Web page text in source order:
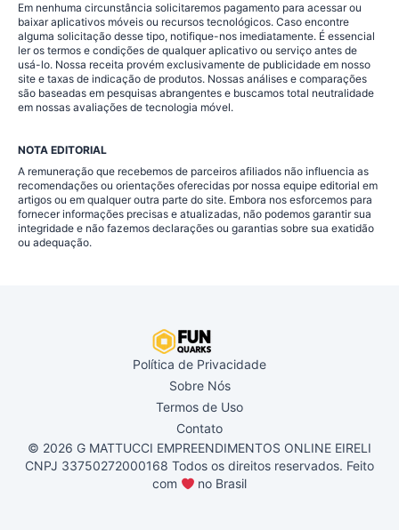
Em nenhuma circunstância solicitaremos pagamento para acessar ou
baixar aplicativos móveis ou recursos tecnológicos. Caso encontre
alguma solicitação desse tipo, notifique-nos imediatamente. É essencial
ler os termos e condições de qualquer aplicativo ou serviço antes de
usá-lo. Nossa receita provém exclusivamente de publicidade em nosso
site e taxas de indicação de produtos. Nossas análises e comparações
são baseadas em pesquisas abrangentes e buscamos total neutralidade
em nossas avaliações de tecnologia móvel.
NOTA EDITORIAL
A remuneração que recebemos de parceiros afiliados não influencia as
recomendações ou orientações oferecidas por nossa equipe editorial em
artigos ou em qualquer outra parte do site. Embora nos esforcemos para
fornecer informações precisas e atualizadas, não podemos garantir sua
integridade e não fazemos declarações ou garantias sobre sua exatidão
ou adequação.
Política de Privacidade
Sobre Nós
Termos de Uso
Contato
© 2026 G MATTUCCI EMPREENDIMENTOS ONLINE EIRELI
CNPJ 33750272000168 Todos os direitos reservados. Feito
com
no Brasil